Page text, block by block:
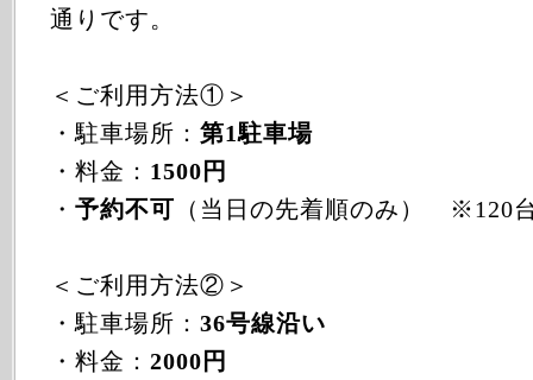
通りです。
＜ご利用方法①＞
・駐車場所： 第1駐車場
・料金： 1500円
・ 予約不可 （当日の先着順のみ） ※120
＜ご利用方法②＞
・駐車場所： 36号線沿い
・料金： 2000円